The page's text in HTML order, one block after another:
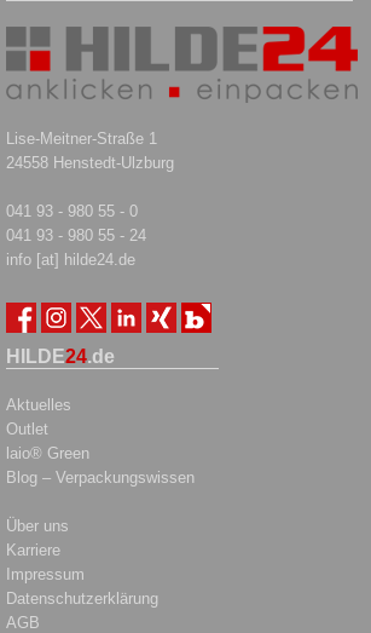
Lise-Meitner-Straße 1
24558 Henstedt-Ulzburg
041 93 - 980 55 - 0
041 93 - 980 55 - 24
info [at] hilde24.de
HILDE24.de
Aktuelles
Outlet
laio® Green
Blog – Verpackungswissen
Über uns
Karriere
Impressum
Datenschutzerklärung
AGB